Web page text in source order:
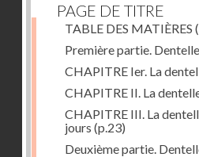
PAGE DE TITRE
TABLE DES MATIÈRES
Première partie.
CHAPITRE Ier. La
CHAPITRE II. La
CHAPITRE III. La
jours (p.23)
Deuxième partie.